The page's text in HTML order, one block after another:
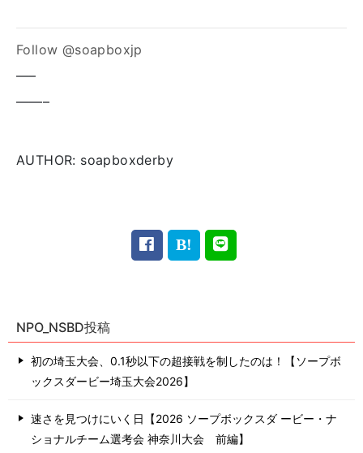
Follow @soapboxjp
—–
——–
AUTHOR: soapboxderby
NPO_NSBD投稿
初の埼玉大会、0.1秒以下の超接戦を制したのは！【ソープボ
ックスダービー埼玉大会2026】
速さを見つけにいく日【2026 ソープボックスダ ービー・ナ
ショナルチーム選考会 神奈川⼤会 前編】